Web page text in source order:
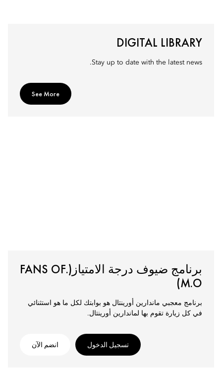
DIGITAL LIBRARY
Stay up to date with the latest news.
See More
برنامج ضيوف درجة الامتياز(.FANS OF
M.O)
برنامج معجبي ماندارين أورينتال هو بوابتك لكل ما هو استثنائي
في كل زيارة تقوم بها لماندارين أورينتال.
تسجيل الدخول انضم الآن